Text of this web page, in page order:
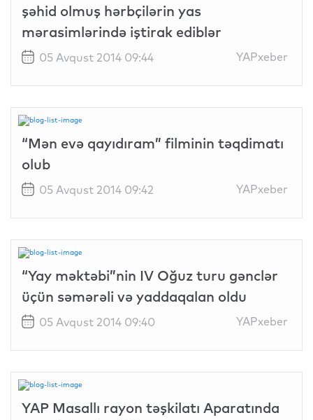
şəhid olmuş hərbçilərin yas
mərasimlərində iştirak ediblər
05 Avqust 2014 09:44 YAPxeber
“Mən evə qayıdıram” filminin təqdimatı
olub
05 Avqust 2014 09:42 YAPxeber
“Yay məktəbi”nin IV Oğuz turu gənclər
üçün səmərəli və yaddaqalan oldu
05 Avqust 2014 09:40 YAPxeber
YAP Masallı rayon təşkilatı Aparatında